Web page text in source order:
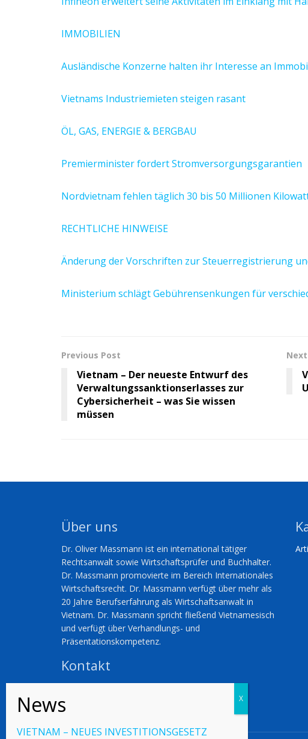
IMMOBILIEN
Ausländische Konzerne halten ihr Interesse an
Vietnams Industriemieten steigen rasant
ÖL, GAS, ENERGIE & BERGBAU
Premierminister fordert Stromversorgungsgarantien
Nordvietnam fehlen täglich 30 bis 50 Millionen
RECHTLICHE HINWEISE
Änderung der Vorschriften zur Steuerregistrierung
Ministerium schlägt Gebührensenkungen für
Previous Post
Vietnam – Der neueste Entwurf des
Verwaltungssanktionserlasses zur
Cybersicherheit – was Sie wissen
müssen
Über uns
Dr. Oliver Massmann ist ein international tätiger
Rechtsanwalt sowie Wirtschaftsprüfer und Buchhalter.
Dr. Massmann promovierte im Bereich Internationales
Wirtschaftsrecht. Dr. Massmann verfügt über mehr als
20 Jahre Berufserfahrung als Wirtschaftsanwalt in
Vietnam. Dr. Massmann spricht fließend Vietnamesisch
und verfügt über Verhandlungs- und
Präsentationskompetenz.
Kontakt
omassmann@duanemorris.com
VIETNAM – NEUES INVESTITIONSGESETZ